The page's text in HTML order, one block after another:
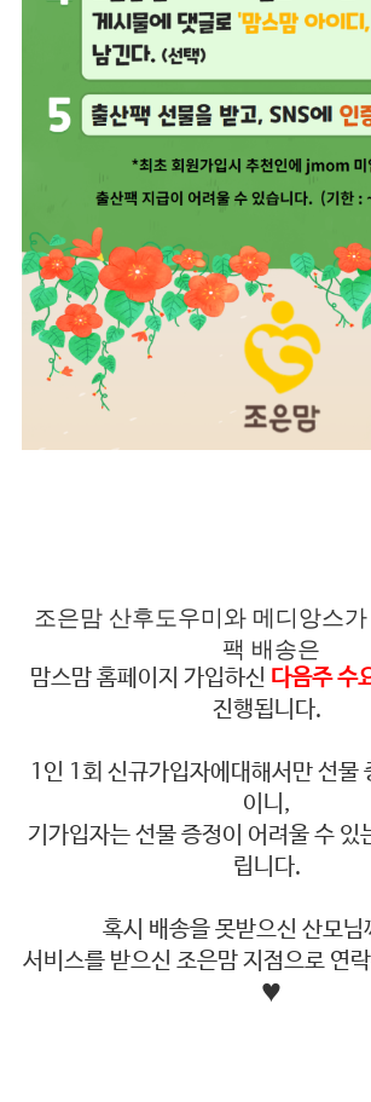
조은맘 산후도우미와 메디앙스
팩 배송은
맘스맘 홈페이지 가입하신 다음주 수
진행됩니다.
1인 1회 신규가입자에대해서만 선물
이니,
기가입자는 선물 증정이 어려울 수 있
립니다.
혹시 배송을 못받으신 산모님
서비스를 받으신 조은맘 지점으로 연
♥